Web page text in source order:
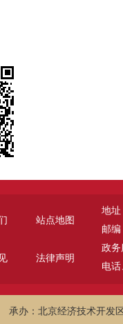
站点地图
法律声明
地址
邮编
政务
电话
承办：北京经济技术开发